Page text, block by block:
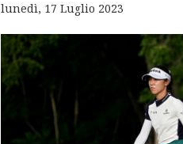
lunedì, 17 Luglio 2023